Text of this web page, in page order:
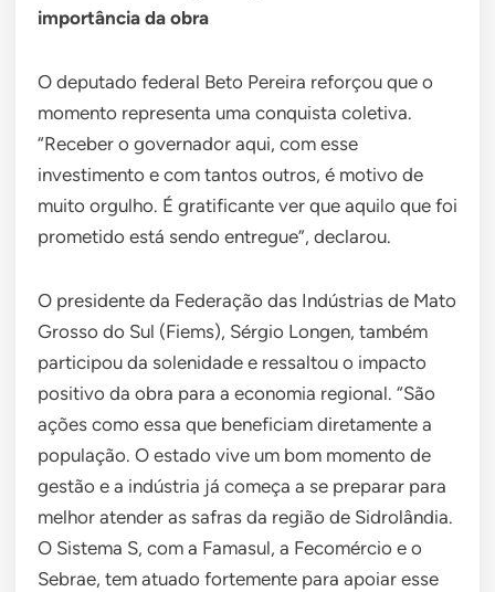
importância da obra
O deputado federal Beto Pereira reforçou que o
momento representa uma conquista coletiva.
“Receber o governador aqui, com esse
investimento e com tantos outros, é motivo de
muito orgulho. É gratificante ver que aquilo que foi
prometido está sendo entregue”, declarou.
O presidente da Federação das Indústrias de Mato
Grosso do Sul (Fiems), Sérgio Longen, também
participou da solenidade e ressaltou o impacto
positivo da obra para a economia regional. “São
ações como essa que beneficiam diretamente a
população. O estado vive um bom momento de
gestão e a indústria já começa a se preparar para
melhor atender as safras da região de Sidrolândia.
O Sistema S, com a Famasul, a Fecomércio e o
Sebrae, tem atuado fortemente para apoiar esse